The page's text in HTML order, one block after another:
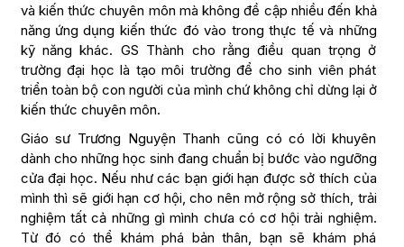
và kiến thức chuyên môn mà không đề cập nhiều đến khả
năng ứng dụng kiến thức đó vào trong thực tế và những
kỹ năng khác. GS Thành cho rằng điều quan trọng ở
trường đại học là tạo môi trường để cho sinh viên phát
triển toàn bộ con người của mình chứ không chỉ dừng lại ở
kiến thức chuyên môn.
Giáo sư Trương Nguyện Thanh cũng có có lời khuyên
dành cho những học sinh đang chuẩn bị bước vào ngưỡng
cửa đại học. Nếu như các bạn giới hạn được sở thích của
mình thì sẽ giới hạn cơ hội, cho nên mở rộng sở thích, trải
nghiệm tất cả những gì mình chưa có cơ hội trải nghiệm.
Từ đó có thể khám phá bản thân, bạn sẽ khám phá